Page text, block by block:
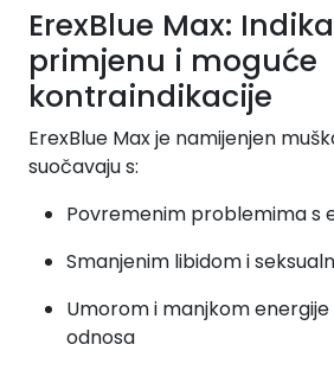
ErexBlue Max:
primjenu i moguće
kontraindikacije
ErexBlue Max je namijenjen
suočavaju s:
Povremenim problemima s
Smanjenim libidom i
Umorom i manjkom
odnosa